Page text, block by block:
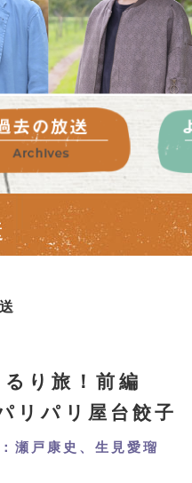
り旅！前編
リパリ屋台餃子
瀬戸康史、生見愛瑠